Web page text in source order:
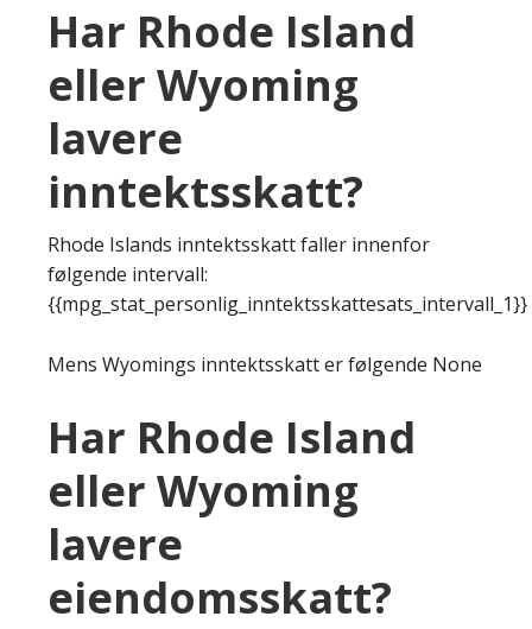
Har Rhode Island
eller Wyoming
lavere
inntektsskatt?
Rhode Islands inntektsskatt faller innenfor
følgende intervall:
{{mpg_stat_personlig_inntektsskattesats_intervall_1}}
Mens Wyomings inntektsskatt er følgende None
Har Rhode Island
eller Wyoming
lavere
eiendomsskatt?